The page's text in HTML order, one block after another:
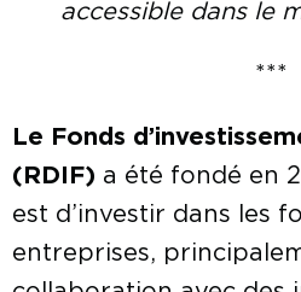
accessible dans le
***
Le Fonds
(RDIF) a été fondé en
est d’investir dans les
entreprises,